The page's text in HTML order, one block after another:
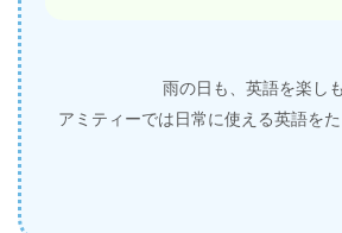
雨の日も、英語を楽し
アミティーでは日常に使える英語を